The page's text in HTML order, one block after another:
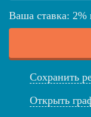
Ваша ставка: 2%
Сохранить
Открыть